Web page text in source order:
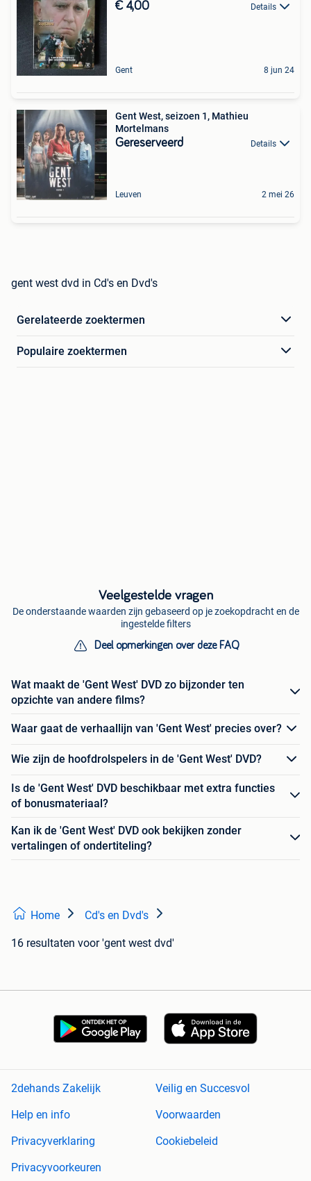
€ 4,00 Details
Gent 8 jun 24
Gent West, seizoen 1, Mathieu
Mortelmans
Gereserveerd Details
Leuven 2 mei 26
gent west dvd in Cd's en Dvd's
Gerelateerde zoektermen
Populaire zoektermen
Veelgestelde vragen
De onderstaande waarden zijn gebaseerd op je zoekopdracht en de
ingestelde filters
Deel opmerkingen over deze FAQ
Wat maakt de 'Gent West' DVD zo bijzonder ten
opzichte van andere films?
Waar gaat de verhaallijn van 'Gent West' precies over?
Wie zijn de hoofdrolspelers in de 'Gent West' DVD?
Is de 'Gent West' DVD beschikbaar met extra functies
of bonusmateriaal?
Kan ik de 'Gent West' DVD ook bekijken zonder
vertalingen of ondertiteling?
Home Cd's en Dvd's
16 resultaten voor 'gent west dvd'
2dehands Zakelijk
Veilig en Succesvol
Help en info
Voorwaarden
Privacyverklaring
Cookiebeleid
Privacyvoorkeuren